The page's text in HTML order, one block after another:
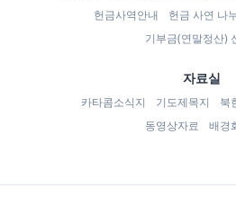
헌금사역안내
헌금 사연 나
기부금(연말정산)
자료실
카타콤소식지 기도제목지 북
동영상자료
배경